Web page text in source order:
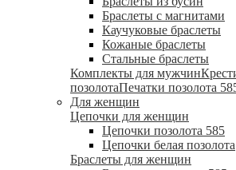
Браслеты с магнитами
Каучуковые браслеты
Кожаные браслеты
Стальные браслеты
Комплекты для мужчин
позолотаПечатки позолота
Для женщин
Цепочки для женщин
Цепочки позолота 585
Цепочки белая позолота
Браслеты для женщин